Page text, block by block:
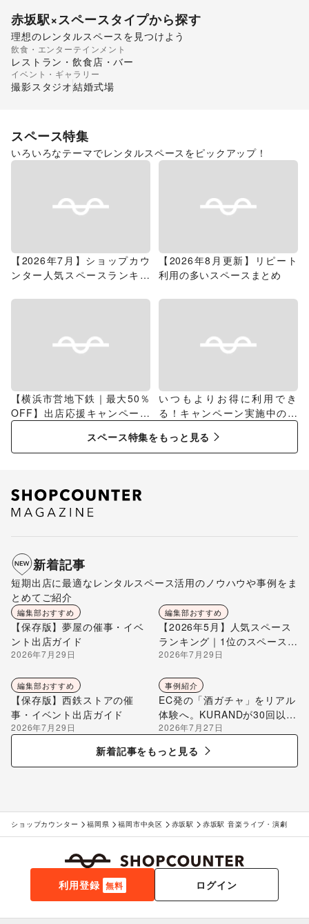
赤坂駅×スペースタイプから探す
理想のレンタルスペースを見つけよう
ギャラリー・貸し画廊
飲食・エンターテインメント
レストラン・飲食店・バー
イベント・ギャラリー
撮影スタジオ結婚式場
スペース特集
いろいろなテーマでレンタルスペースをピックアップ！
【2026年7月】ショップカウ
ンター人気スペースランキン
【2026年8月更新】リピート
利用の多いスペースまとめ
【横浜市営地下鉄｜最大50％
OFF】出店応援キャンペーン
特集
いつもよりお得に利用でき
る！キャンペーン実施中のス
スペース特集をもっと見る
新着記事
短期出店に最適なレンタルスペース活用のノウハウや事例をま
とめてご紹介
編集部おすすめ
【保存版】夢屋の催事・イベ
ント出店ガイド
2026年7月29日
編集部おすすめ
【2026年5月】人気スペース
ランキング｜1位のスペースを
編集部が解説
2026年7月29日
編集部おすすめ
【保存版】西鉄ストアの催
事・イベント出店ガイド
2026年7月29日
事例紹介
EC発の「酒ガチャ」をリアル
体験へ。KURANDが30回以上
のポップアップ出店で届け
る“新しいお酒との出会い”
2026年7月27日
新着記事をもっと見る
ショップカウンター 福岡県 福岡市中央区 赤坂駅 赤坂駅 音楽ライブ・演劇
利用登録 無料 ログイン